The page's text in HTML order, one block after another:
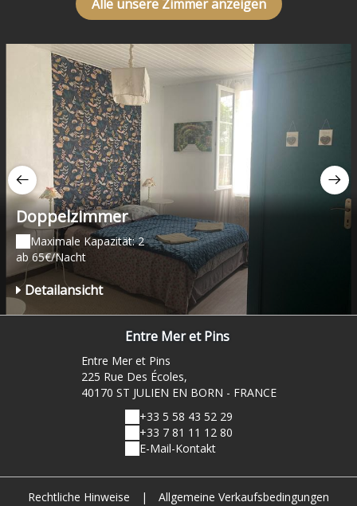
Alle unsere Zimmer anzeigen
Doppelzimmer
Maximale Kapazität: 2
ab 65€/Nacht
Detailansicht
Entre Mer et Pins
Entre Mer et Pins
225 Rue Des Écoles,
40170 ST JULIEN EN BORN - FRANCE
+33 5 58 43 52 29
+33 7 81 11 12 80
E-Mail-Kontakt
Rechtliche Hinweise | Allgemeine Verkaufsbedingungen